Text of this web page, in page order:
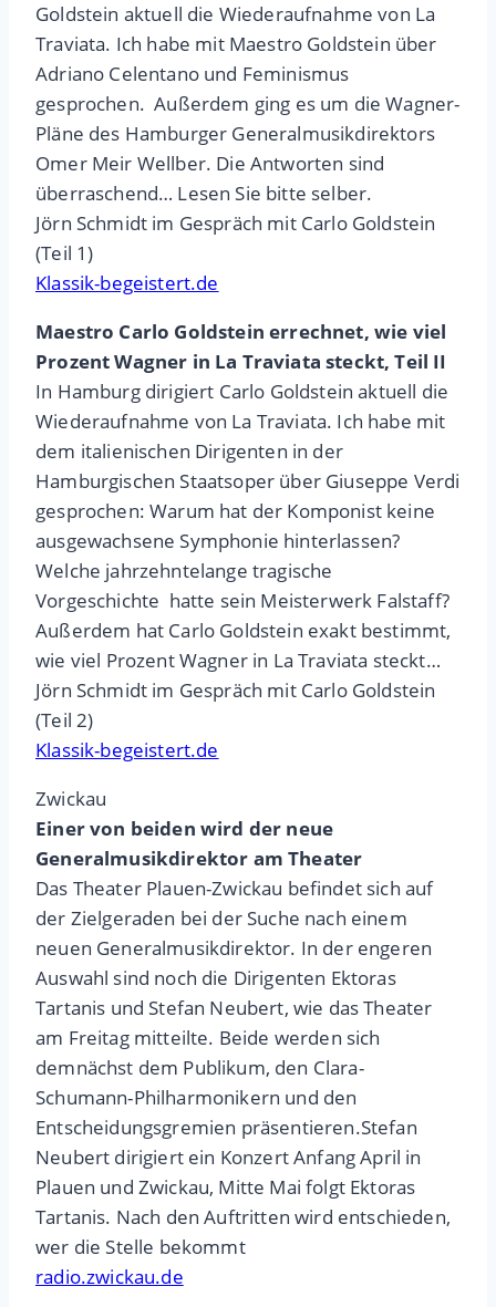
Goldstein aktuell die Wiederaufnahme von La
Traviata. Ich habe mit Maestro Goldstein über
Adriano Celentano und Feminismus
gesprochen. Außerdem ging es um die Wagner-
Pläne des Hamburger Generalmusikdirektors
Omer Meir Wellber. Die Antworten sind
überraschend… Lesen Sie bitte selber.
Jörn Schmidt im Gespräch mit Carlo Goldstein
(Teil 1)
Klassik-begeistert.de
Maestro Carlo Goldstein errechnet, wie viel
Prozent Wagner in La Traviata steckt, Teil II
In Hamburg dirigiert Carlo Goldstein aktuell die
Wiederaufnahme von La Traviata. Ich habe mit
dem italienischen Dirigenten in der
Hamburgischen Staatsoper über Giuseppe Verdi
gesprochen: Warum hat der Komponist keine
ausgewachsene Symphonie hinterlassen?
Welche jahrzehntelange tragische
Vorgeschichte hatte sein Meisterwerk Falstaff?
Außerdem hat Carlo Goldstein exakt bestimmt,
wie viel Prozent Wagner in La Traviata steckt…
Jörn Schmidt im Gespräch mit Carlo Goldstein
(Teil 2)
Klassik-begeistert.de
Zwickau
Einer von beiden wird der neue
Generalmusikdirektor am Theater
Das Theater Plauen-Zwickau befindet sich auf
der Zielgeraden bei der Suche nach einem
neuen Generalmusikdirektor. In der engeren
Auswahl sind noch die Dirigenten Ektoras
Tartanis und Stefan Neubert, wie das Theater
am Freitag mitteilte. Beide werden sich
demnächst dem Publikum, den Clara-
Schumann-Philharmonikern und den
Entscheidungsgremien präsentieren.Stefan
Neubert dirigiert ein Konzert Anfang April in
Plauen und Zwickau, Mitte Mai folgt Ektoras
Tartanis. Nach den Auftritten wird entschieden,
wer die Stelle bekommt
radio.zwickau.de